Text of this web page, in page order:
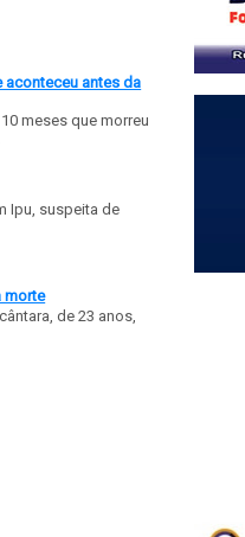
aconteceu antes da
meses que morreu
Ipu, suspeita de
morte
de 23 anos,